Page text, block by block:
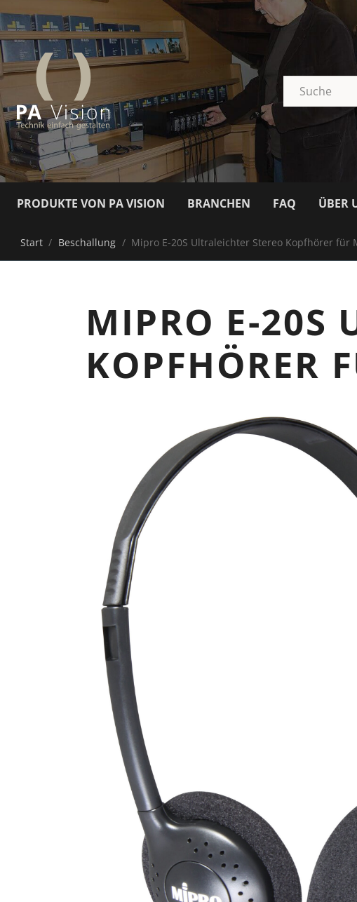
PRODUKTE VON PA VISION BRANCHEN FAQ ÜBER
Start / Beschallung / Mipro E-20S Ultraleichter Stereo Kopfhörer für
MIPRO E-20S
KOPFHÖRER